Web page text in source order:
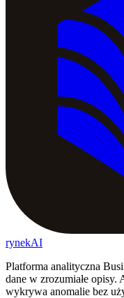
rynekAI
Platforma analityczna
dane w zrozumiałe opisy.
wykrywa anomalie bez